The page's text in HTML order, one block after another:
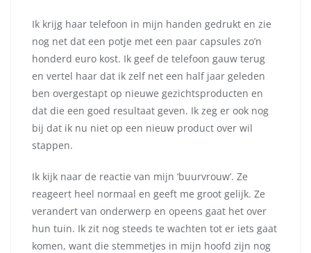
Ik krijg haar telefoon in mijn handen gedrukt en zie
nog net dat een potje met een paar capsules zo’n
honderd euro kost. Ik geef de telefoon gauw terug
en vertel haar dat ik zelf net een half jaar geleden
ben overgestapt op nieuwe gezichtsproducten en
dat die een goed resultaat geven. Ik zeg er ook nog
bij dat ik nu niet op een nieuw product over wil
stappen.
Ik kijk naar de reactie van mijn ‘buurvrouw’. Ze
reageert heel normaal en geeft me groot gelijk. Ze
verandert van onderwerp en opeens gaat het over
hun tuin. Ik zit nog steeds te wachten tot er iets gaat
komen, want die stemmetjes in mijn hoofd zijn nog